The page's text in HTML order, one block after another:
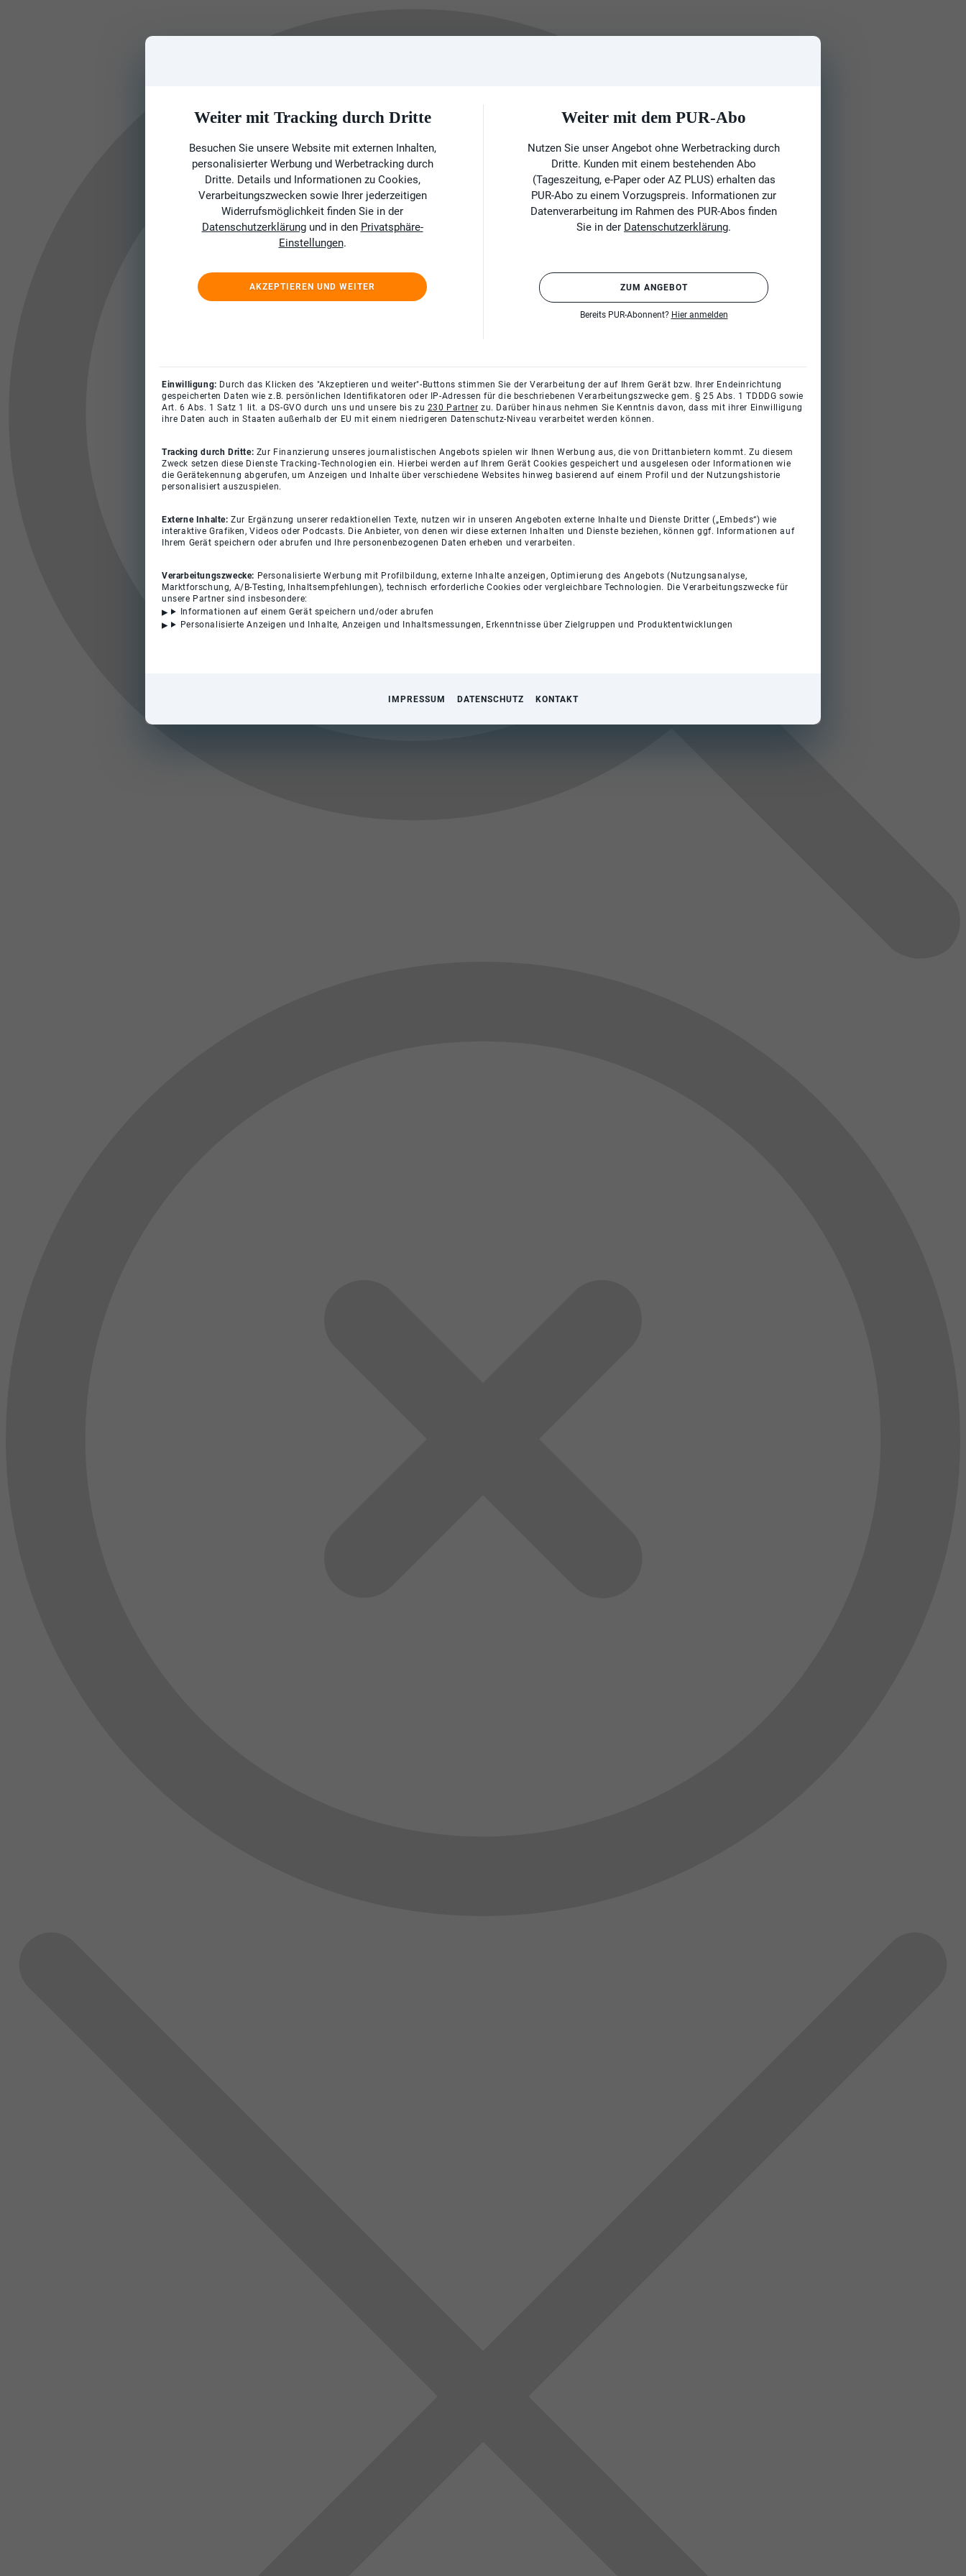
Weiter mit Tracking durch Dritte
Besuchen Sie unsere Website mit externen Inhalten,
personalisierter Werbung und Werbetracking durch
Dritte. Details und Informationen zu Cookies,
Verarbeitungszwecken sowie Ihrer jederzeitigen
Widerrufsmöglichkeit finden Sie in der
Datenschutzerklärungund in den Privatsphäre-
Einstellungen.
AKZEPTIEREN UND WEITER
Weiter mit dem PUR-Abo
Nutzen Sie unser Angebot ohne Werbetracking durch
Dritte. Kunden mit einem bestehenden Abo
(Tageszeitung, e-Paper oder AZ PLUS) erhalten das
PUR-Abo zu einem Vorzugspreis. Informationen zur
Datenverarbeitung im Rahmen des PUR-Abos finden
Sie in der Datenschutzerklärung.
ZUM ANGEBOT
Bereits PUR-Abonnent? Hier anmelden
Einwilligung: Durch das Klicken des "Akzeptieren und weiter"-Buttons stimmen Sie der Verarbeitung der auf Ihrem Gerät bzw. Ihrer Endeinrichtung
gespeicherten Daten wie z.B. persönlichen Identifikatoren oder IP-Adressen für die beschriebenen Verarbeitungszwecke gem. § 25 Abs. 1 TDDDG sowie
Art. 6 Abs. 1 Satz 1 lit. a DS-GVO durch uns und unsere bis zu 230 Partner zu. Darüber hinaus nehmen Sie Kenntnis davon, dass mit ihrer Einwilligung
ihre Daten auch in Staaten außerhalb der EU mit einem niedrigeren Datenschutz-Niveau verarbeitet werden können.
Tracking durch Dritte: Zur Finanzierung unseres journalistischen Angebots spielen wir Ihnen Werbung aus, die von Drittanbietern kommt. Zu diesem
Zweck setzen diese Dienste Tracking-Technologien ein. Hierbei werden auf Ihrem Gerät Cookies gespeichert und ausgelesen oder Informationen wie
die Gerätekennung abgerufen, um Anzeigen und Inhalte über verschiedene Websites hinweg basierend auf einem Profil und der Nutzungshistorie
personalisiert auszuspielen.
Externe Inhalte:Zur Ergänzung unserer redaktionellen Texte, nutzen wir in unseren Angeboten externe Inhalte und Dienste Dritter („Embeds“) wie
interaktive Grafiken, Videos oder Podcasts. Die Anbieter, von denen wir diese externen Inhalten und Dienste beziehen, können ggf. Informationen auf
Ihrem Gerät speichern oder abrufen und Ihre personenbezogenen Daten erheben und verarbeiten.
Verarbeitungszwecke: Personalisierte Werbung mit Profilbildung, externe Inhalte anzeigen, Optimierung des Angebots (Nutzungsanalyse,
Marktforschung, A/B-Testing, Inhaltsempfehlungen), technisch erforderliche Cookies oder vergleichbare Technologien. Die Verarbeitungszwecke für
unsere Partner sind insbesondere:
Informationen auf einem Gerät speichern und/oder abrufen
Personalisierte Anzeigen und Inhalte, Anzeigen und Inhaltsmessungen, Erkenntnisse über Zielgruppen und Produktentwicklungen
IMPRESSUM DATENSCHUTZ KONTAKT